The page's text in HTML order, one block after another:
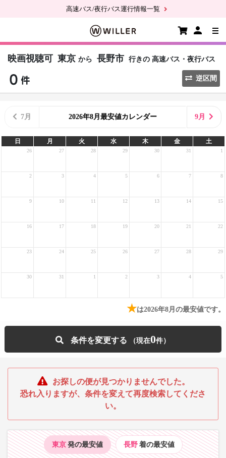
高速バス/夜行バス運行情報一覧
映画視聴可 東京 から 長野市 行きの 高速バス・夜行バス
逆区間
7月 2026年8月最安値カレンダー 9月
日 月 火 水 木 金 土
26 27 28 29 30 31 1
2 3 4 5 6 7 8
9 10 11 12 13 14 15
16 17 18 19 20 21 22
23 24 25 26 27 28 29
30 31 1 2 3 4 5
★は2026年8月の最安値です。
条件を変更する 0
お探しの便が見つかりませんでした。
恐れ入りますが、条件を変えて再度検索してくださ
い。
東京 発の最安値 長野 着の最安値